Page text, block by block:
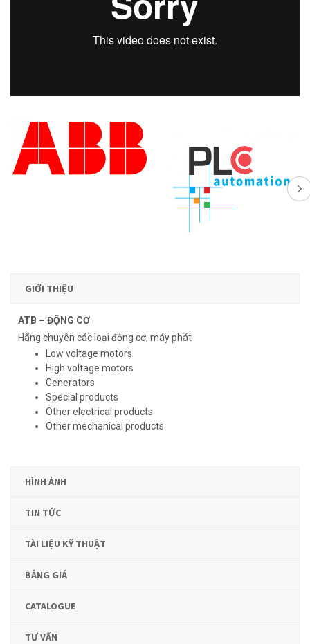
GIỚI THIỆU
ATB – ĐỘNG CƠ
Hãng chuyên các loại động cơ, máy phát
Low voltage motors
High voltage motors
Generators
Special products
Other electrical products
Other mechanical products
HÌNH ẢNH
TIN TỨC
TÀI LIỆU KỸ THUẬT
BẢNG GIÁ
CATALOGUE
TƯ VẤN